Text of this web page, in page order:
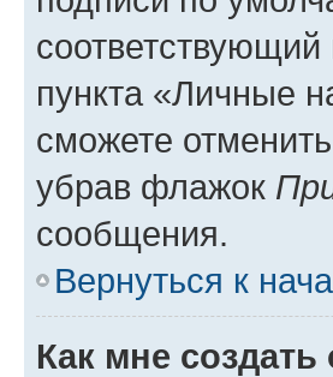
пункта «Личные
сможете
убрав флажок
сообщения.
Вернуться к
Как мне создать